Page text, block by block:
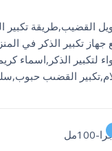
القضيب,طريقة تكبير
تكبير الذكر في
لتكبير الذكر,اسماء
القضىب